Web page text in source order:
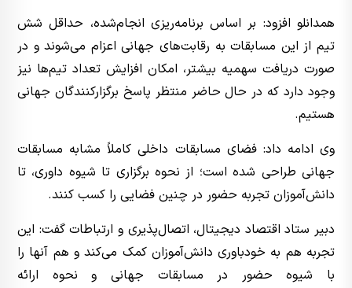
همدانلو افزود: بر اساس برنامه‌ریزی انجام‌شده، حداقل شش
تیم از این مسابقات به رقابت‌های جهانی اعزام می‌شوند و در
صورت دریافت سهمیه بیشتر، امکان افزایش تعداد تیم‌ها نیز
وجود دارد که در حال حاضر منتظر پاسخ برگزارکنندگان جهانی
هستیم.
وی ادامه داد: فضای مسابقات داخلی کاملاً مشابه مسابقات
جهانی طراحی شده است؛ از نحوه برگزاری تا شیوه داوری، تا
دانش‌آموزان تجربه حضور در چنین فضایی را کسب کنند.
دبیر ستاد اقتصاد دیجیتال، اتصال‌پذیری و ارتباطات گفت: این
تجربه هم به خودباوری دانش‌آموزان کمک می‌کند و هم آنها را
با شیوه حضور در مسابقات جهانی و نحوه ارائه